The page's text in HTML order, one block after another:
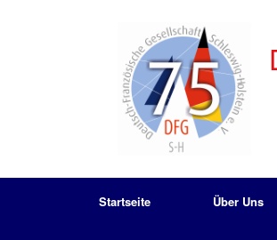
Startseite Über Uns